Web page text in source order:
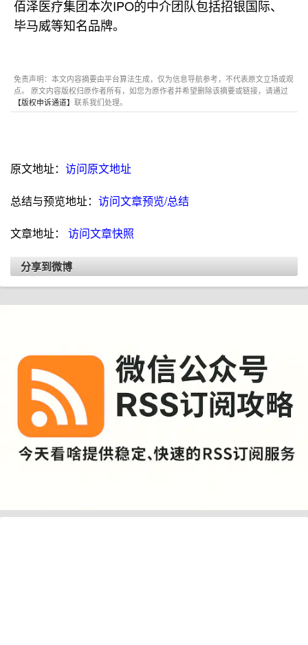
佰泽医疗集团本次IPO的中介团队包括招银国际、
毕马威等知名品牌。
免责声明：本文内容摘要由平台算法生成，仅为信息导航参考，不代表原文立场或观
点。 原文内容版权归原作者所有，如您为原作者并希望删除该摘要或链接，请通过
【版权申诉通道】 联系我们处理。
原文地址： 访问原文地址
总结与预览地址： 访问文章预览/总结
文章地址： 访问文章快照
分享到微博